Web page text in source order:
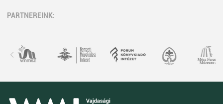
PARTNEREINK: